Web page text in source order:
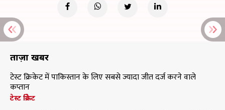
ताज़ा खबरें
टेस्ट क्रिकेट में पाकिस्तान के लिए सबसे ज्यादा जीत दर्ज करने वाले
कप्तान
टेस्ट क्रिकेट